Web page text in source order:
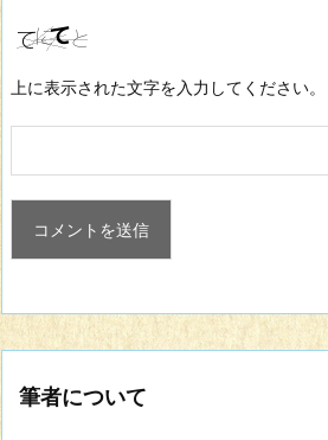
上に表示された文字を入力してください。
筆者について